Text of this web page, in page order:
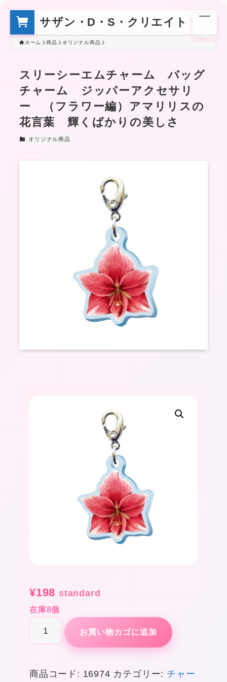
サザン・D・S・クリエイト
ュ
ホーム 商品 オリジナル商品
スリーシーエムチャーム バッグ
チャーム ジッパーアクセサリ
ー （フラワー編）アマリリスの
花言葉 輝くばかりの美しさ
オリジナル商品
¥198 standard
在庫8個
リ
シ
お買い物カゴに追加
商品コード: 16974 カテゴリー: チャー